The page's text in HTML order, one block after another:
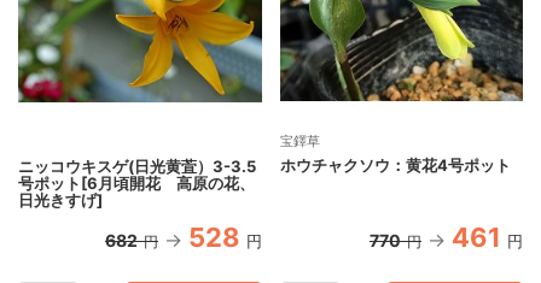
ニッコウキスゲ(日光黄萓）3-3.5
号ポット[6月頃開花 高原の花、
日光きすげ]
682 円 528 円
宝鐸草
ホウチャクソウ：黄花4号ポット
770 円 461 円